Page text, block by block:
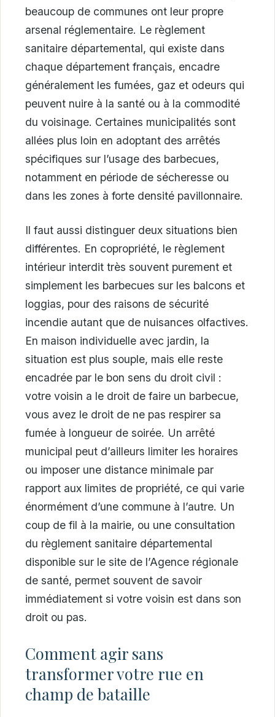
beaucoup de communes ont leur propre
arsenal réglementaire. Le règlement
sanitaire départemental, qui existe dans
chaque département français, encadre
généralement les fumées, gaz et odeurs qui
peuvent nuire à la santé ou à la commodité
du voisinage. Certaines municipalités sont
allées plus loin en adoptant des arrêtés
spécifiques sur l’usage des barbecues,
notamment en période de sécheresse ou
dans les zones à forte densité pavillonnaire.
Il faut aussi distinguer deux situations bien
différentes. En copropriété, le règlement
intérieur interdit très souvent purement et
simplement les barbecues sur les balcons et
loggias, pour des raisons de sécurité
incendie autant que de nuisances olfactives.
En maison individuelle avec jardin, la
situation est plus souple, mais elle reste
encadrée par le bon sens du droit civil :
votre voisin a le droit de faire un barbecue,
vous avez le droit de ne pas respirer sa
fumée à longueur de soirée. Un arrêté
municipal peut d’ailleurs limiter les horaires
ou imposer une distance minimale par
rapport aux limites de propriété, ce qui varie
énormément d’une commune à l’autre. Un
coup de fil à la mairie, ou une consultation
du règlement sanitaire départemental
disponible sur le site de l’Agence régionale
de santé, permet souvent de savoir
immédiatement si votre voisin est dans son
droit ou pas.
Comment agir sans
transformer votre rue en
champ de bataille